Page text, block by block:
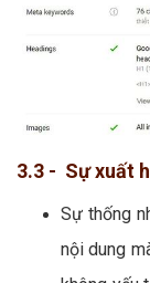
3.3 - Sự xuất
Sự thống
nội dung